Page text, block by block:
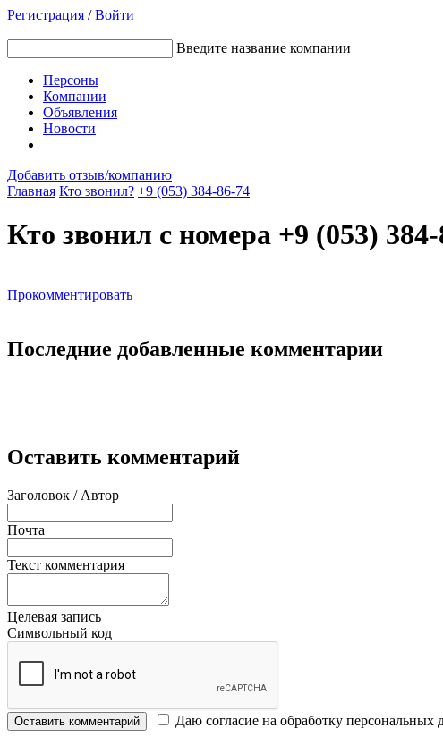
Регистрация /Войти
Введите название компании
Персоны
Компании
Объявления
Новости
Добавить отзыв/компанию
Главная Кто звонил? +9 (053) 384-86-74
Кто звонил с номера +9 (053)
Прокомментировать
Последние добавленные комментарии
Оставить комментарий
Заголовок / Автор
Почта
Текст комментария
Целевая запись
Символьный код
Оставить комментарий Даю согласие на обработку